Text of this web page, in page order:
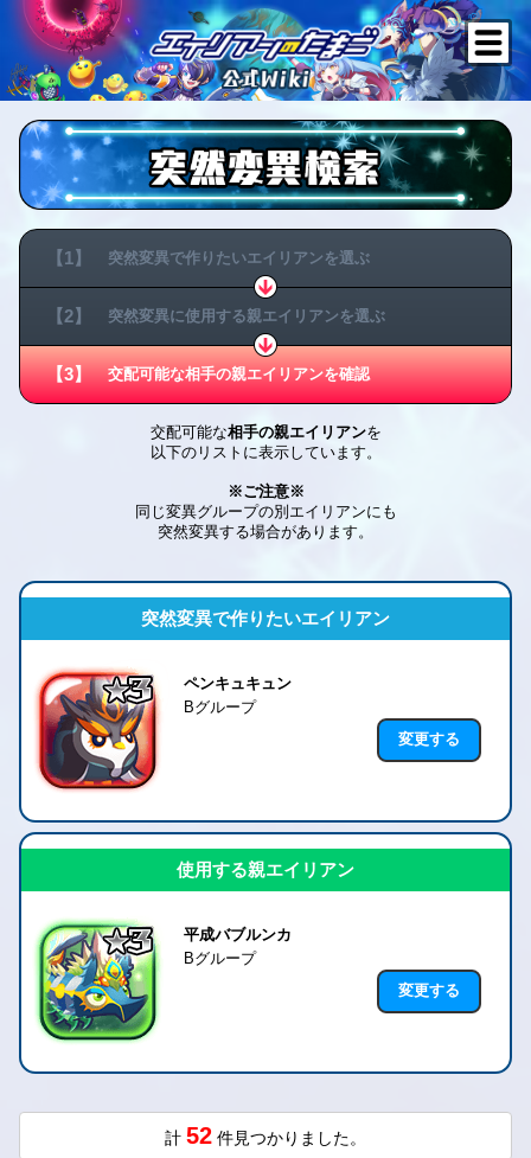
【1】 突然変異で作りたいエイリアンを選ぶ
【2】 突然変異に使用する親エイリアンを選ぶ
【3】 交配可能な相手の親エイリアンを確認
交配可能な相手の親エイリアンを
以下のリストに表示しています。
※ご注意※
同じ変異グループの別エイリアンにも
突然変異する場合があります。
突然変異で作りたいエイリアン
ペンキュキュン
Bグループ
変更する
使用する親エイリアン
平成バブルンカ
Bグループ
変更する
計 52 件見つかりました。